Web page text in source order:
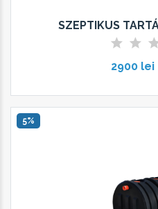
SZEPTIKUS
2900 lei
5%